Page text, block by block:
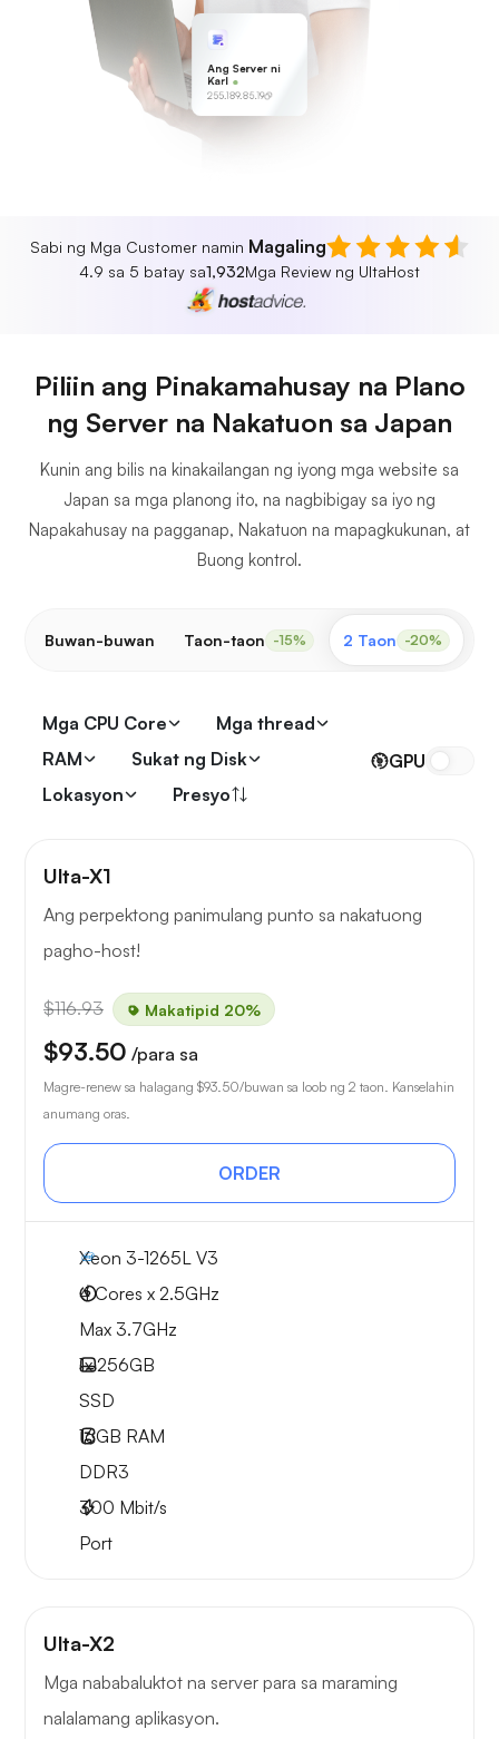
Ang Server ni
Karl
255.189.85.19
Sabi ng Mga Customer namin Magaling
4.9 sa 5 batay sa1,932Mga Review ng UltaHost
Piliin ang Pinakamahusay na Plano
ng Server na Nakatuon sa Japan
Kunin ang bilis na kinakailangan ng iyong mga website sa
Japan sa mga planong ito, na nagbibigay sa iyo ng
Napakahusay na pagganap, Nakatuon na mapagkukunan, at
Buong kontrol.
Buwan-buwan Taon-taon -15% 2 Taon -20%
Mga CPU Core
Mga thread
RAM
Sukat ng Disk
Lokasyon
Presyo
GPU
Ulta-X1
Ang perpektong panimulang punto sa nakatuong
pagho-host!
$116.93 Makatipid 20%
$93.50 /para sa
Magre-renew sa halagang $93.50/buwan sa loob ng 2 taon. Kanselahin
anumang oras.
ORDER
Xeon 3-1265L V3
4 Cores x 2.5GHz
Max 3.7GHz
1x256GB
SSD
16GB RAM
DDR3
300 Mbit/s
Port
Ulta-X2
Mga nababaluktot na server para sa maraming
nalalamang aplikasyon.